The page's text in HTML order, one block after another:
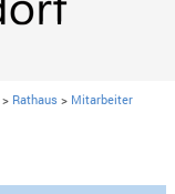
> Rathaus > Mitarbeiter